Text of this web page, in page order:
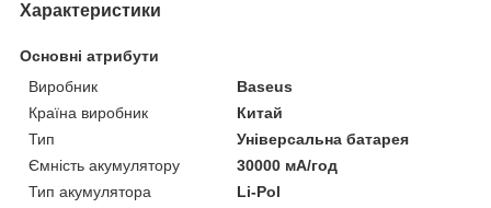
Характеристики
Основні атрибути
Виробник
Baseus
Країна виробник
Китай
Тип
Універсальна батарея
Ємність акумулятору
30000 мА/год
Тип акумулятора
Li-Pol